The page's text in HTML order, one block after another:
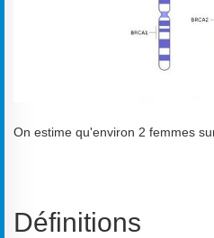
On estime qu'environ 2 femmes
Définitions